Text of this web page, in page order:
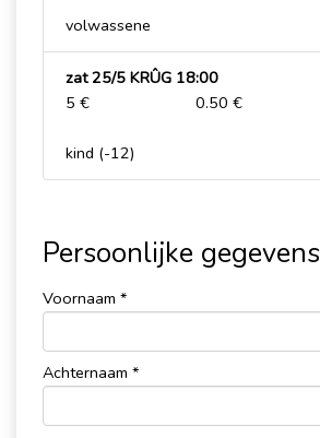
volwassene
zat 25/5 KRÛG 18:00
5 €
0.50 €
kind (-12)
Persoonlijke gegevens
Voornaam *
Achternaam *